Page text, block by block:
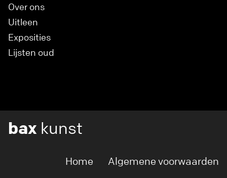
Over ons
Uitleen
Exposities
Lijsten oud
bax kunst
Home Algemene voorwaarden